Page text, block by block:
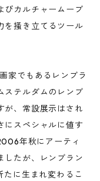
びカルチャームーブ
を掻き立てるツール
家でもあるレンブラ
ステルダムのレンブ
が、常設展示はされ
にスペシャルに値す
年秋にアーティ
したが、レンブラン
たに生まれ変わるこ